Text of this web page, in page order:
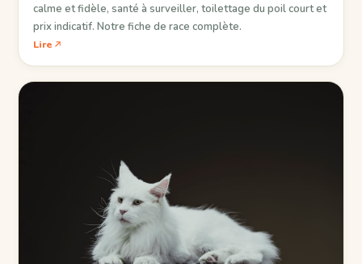
calme et fidèle, santé à surveiller, toilettage du poil court et
prix indicatif. Notre fiche de race complète.
Lire